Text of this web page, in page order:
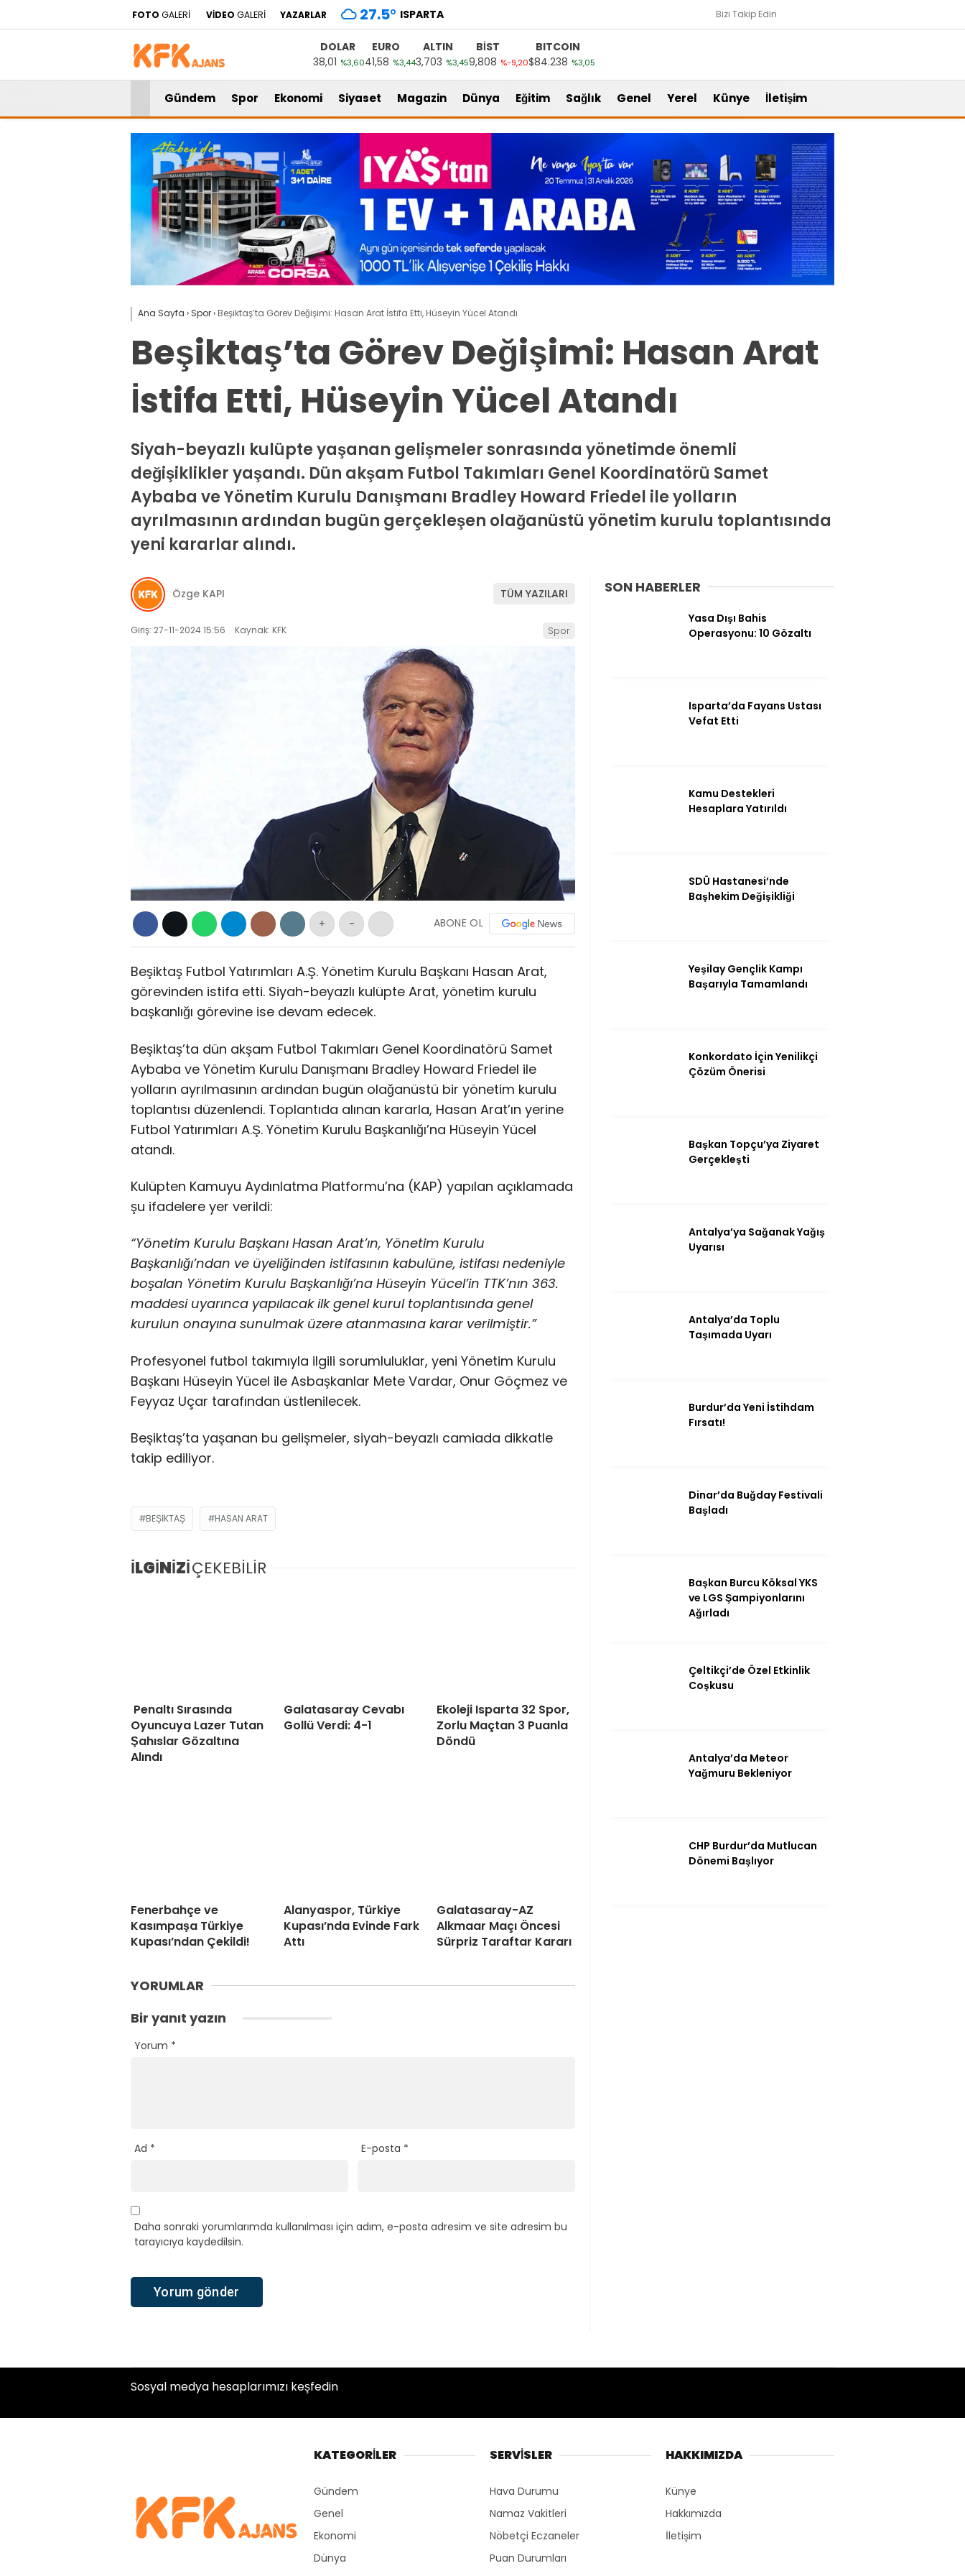
Ekonomi
Genel
Künye
FOTO GALERİ VİDEO GALERİ YAZARLAR 27.5° ISPARTA Bizi Takip Edin
DOLAR
38,01 %3,60
EURO
41,58 %3,44
ALTIN
3,703 %3,45
BİST
9,808 %-9,20
BITCOIN
$84.238 %3,05
Gündem Spor Ekonomi Siyaset Magazin Dünya Eğitim Sağlık Genel Yerel Künye İletişim
Ana Sayfa › Spor› Beşiktaş’ta Görev Değişimi: Hasan Arat İstifa Etti, Hüseyin Yücel Atandı
Beşiktaş’ta Görev Değişimi: Hasan Arat
İstifa Etti, Hüseyin Yücel Atandı
Siyah-beyazlı kulüpte yaşanan gelişmeler sonrasında yönetimde önemli
değişiklikler yaşandı. Dün akşam Futbol Takımları Genel Koordinatörü Samet
Aybaba ve Yönetim Kurulu Danışmanı Bradley Howard Friedel ile yolların
ayrılmasının ardından bugün gerçekleşen olağanüstü yönetim kurulu toplantısında
yeni kararlar alındı.
Özge KAPI TÜM YAZILARI
Giriş: 27-11-2024 15:56 Kaynak: KFK Spor
+ - ABONE OL
Beşiktaş Futbol Yatırımları A.Ş. Yönetim Kurulu Başkanı Hasan Arat,
görevinden istifa etti. Siyah-beyazlı kulüpte Arat, yönetim kurulu
başkanlığı görevine ise devam edecek.
Beşiktaş’ta dün akşam Futbol Takımları Genel Koordinatörü Samet
Aybaba ve Yönetim Kurulu Danışmanı Bradley Howard Friedel ile
yolların ayrılmasının ardından bugün olağanüstü bir yönetim kurulu
toplantısı düzenlendi. Toplantıda alınan kararla, Hasan Arat’ın yerine
Futbol Yatırımları A.Ş. Yönetim Kurulu Başkanlığı’na Hüseyin Yücel
atandı.
Kulüpten Kamuyu Aydınlatma Platformu’na (KAP) yapılan açıklamada
şu ifadelere yer verildi:
“Yönetim Kurulu Başkanı Hasan Arat’ın, Yönetim Kurulu
Başkanlığı’ndan ve üyeliğinden istifasının kabulüne, istifası nedeniyle
boşalan Yönetim Kurulu Başkanlığı’na Hüseyin Yücel’in TTK’nın 363.
maddesi uyarınca yapılacak ilk genel kurul toplantısında genel
kurulun onayına sunulmak üzere atanmasına karar verilmiştir.”
Profesyonel futbol takımıyla ilgili sorumluluklar, yeni Yönetim Kurulu
Başkanı Hüseyin Yücel ile Asbaşkanlar Mete Vardar, Onur Göçmez ve
Feyyaz Uçar tarafından üstlenilecek.
Beşiktaş’ta yaşanan bu gelişmeler, siyah-beyazlı camiada dikkatle
takip ediliyor.
BEŞIKTAŞ HASAN ARAT
İLGİNİZİÇEKEBİLİR
Penaltı Sırasında
Oyuncuya Lazer Tutan
Şahıslar Gözaltına
Alındı
Galatasaray Cevabı
Gollü Verdi: 4-1
Ekoleji Isparta 32 Spor,
Zorlu Maçtan 3 Puanla
Döndü
Fenerbahçe ve
Kasımpaşa Türkiye
Kupası’ndan Çekildi!
Alanyaspor, Türkiye
Kupası’nda Evinde Fark
Attı
Galatasaray-AZ
Alkmaar Maçı Öncesi
Sürpriz Taraftar Kararı
YORUMLAR
Bir yanıt yazın
Yorum *
Ad * E-posta *
Daha sonraki yorumlarımda kullanılması için adım, e-posta adresim ve site adresim bu
tarayıcıya kaydedilsin.
SON HABERLER
Yasa Dışı Bahis
Operasyonu: 10 Gözaltı
Isparta’da Fayans Ustası
Vefat Etti
Kamu Destekleri
Hesaplara Yatırıldı
SDÜ Hastanesi’nde
Başhekim Değişikliği
Yeşilay Gençlik Kampı
Başarıyla Tamamlandı
Konkordato İçin Yenilikçi
Çözüm Önerisi
Başkan Topçu’ya Ziyaret
Gerçekleşti
Antalya’ya Sağanak Yağış
Uyarısı
Antalya’da Toplu
Taşımada Uyarı
Burdur’da Yeni İstihdam
Fırsatı!
Dinar’da Buğday Festivali
Başladı
Başkan Burcu Köksal YKS
ve LGS Şampiyonlarını
Ağırladı
Çeltikçi’de Özel Etkinlik
Coşkusu
Antalya’da Meteor
Yağmuru Bekleniyor
CHP Burdur’da Mutlucan
Dönemi Başlıyor
Sosyal medya hesaplarımızı keşfedin
KATEGORİLER
Gündem
Genel
Ekonomi
Dünya
SERVİSLER
Hava Durumu
Namaz Vakitleri
Nöbetçi Eczaneler
Puan Durumları
HAKKIMIZDA
Künye
Hakkımızda
İletişim